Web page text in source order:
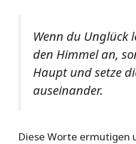
Wenn du Unglück
den Himmel an,
Haupt und setze
auseinander.
Diese Worte ermutigen